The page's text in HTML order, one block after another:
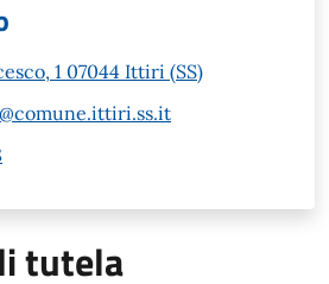
1 07044 Ittiri (SS)
tutela